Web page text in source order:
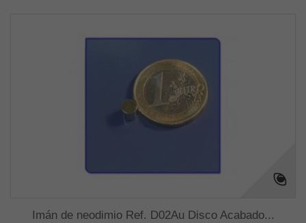
Imán de neodimio Ref. D02Au Disco Acabado...